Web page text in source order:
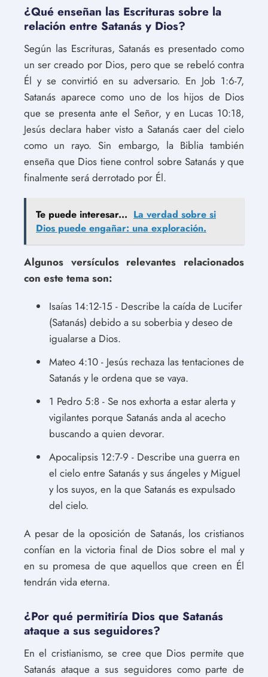
¿Qué enseñan las Escrituras sobre la
relación entre Satanás y Dios?
Según las Escrituras, Satanás es presentado como
un ser creado por Dios, pero que se rebeló contra
Él y se convirtió en su adversario. En Job 1:6-7,
Satanás aparece como uno de los hijos de Dios
que se presenta ante el Señor, y en Lucas 10:18,
Jesús declara haber visto a Satanás caer del cielo
como un rayo. Sin embargo, la Biblia también
enseña que Dios tiene control sobre Satanás y que
finalmente será derrotado por Él.
Te puede interesar... La verdad sobre si
Dios puede engañar: una exploración.
Algunos versículos relevantes relacionados
con este tema son:
Isaías 14:12-15 - Describe la caída de Lucifer
(Satanás) debido a su soberbia y deseo de
igualarse a Dios.
Mateo 4:10 - Jesús rechaza las tentaciones de
Satanás y le ordena que se vaya.
1 Pedro 5:8 - Se nos exhorta a estar alerta y
vigilantes porque Satanás anda al acecho
buscando a quien devorar.
Apocalipsis 12:7-9 - Describe una guerra en
el cielo entre Satanás y sus ángeles y Miguel
y los suyos, en la que Satanás es expulsado
del cielo.
A pesar de la oposición de Satanás, los cristianos
confían en la victoria final de Dios sobre el mal y
en su promesa de que aquellos que creen en Él
tendrán vida eterna.
¿Por qué permitiría Dios que Satanás
ataque a sus seguidores?
En el cristianismo, se cree que Dios permite que
Satanás ataque a sus seguidores como parte de